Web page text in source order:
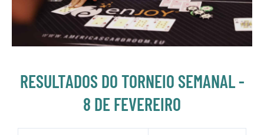
RESULTADOS DO TORNEIO SEMANAL -
8 DE FEVEREIRO